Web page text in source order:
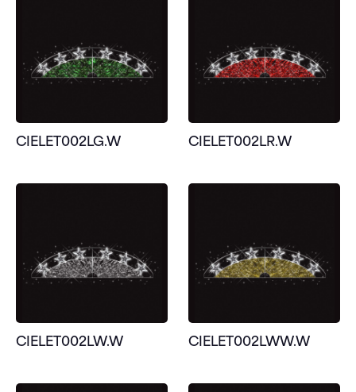
CIELET002LG.W CIELET002LR.W
CIELET002LW.W CIELET002LWW.W